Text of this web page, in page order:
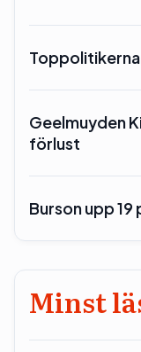
Geelmuyden
förlust
Burson upp
Minst